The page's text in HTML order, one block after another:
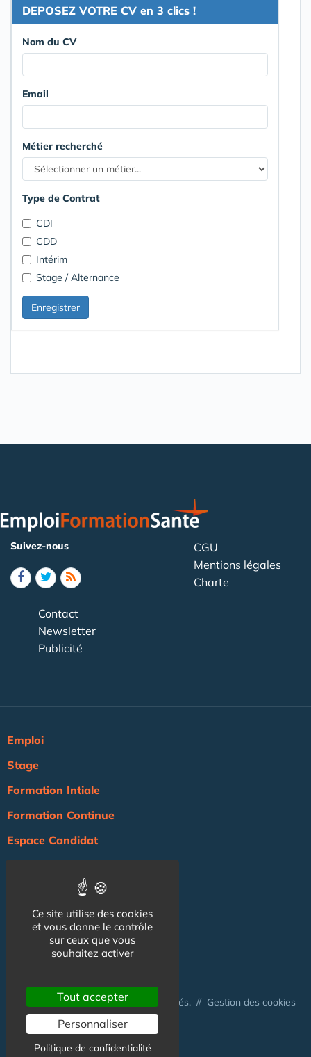
DEPOSEZ VOTRE CV en 3 clics !
Nom du CV
Email
Métier recherché
Type de Contrat
CDI
CDD
Intérim
Stage / Alternance
Suivez-nous
CGU
Mentions légales
Charte
Contact
Newsletter
Publicité
Emploi
Stage
Formation Intiale
Formation Continue
Espace Candidat
Agenda
NOS AUTRES SITES :
© Australis 2026 - Tous droits réservés. // Gestion des cookies
Ce site utilise des cookies
et vous donne le contrôle
sur ceux que vous
souhaitez activer
Tout accepter
Personnaliser
Politique de confidentialité